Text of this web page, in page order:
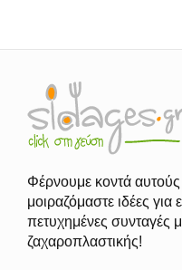
Φέρνουμε κοντά
μοιραζόμαστε ιδέες για
πετυχημένες συνταγές
ζαχαροπλαστικής!